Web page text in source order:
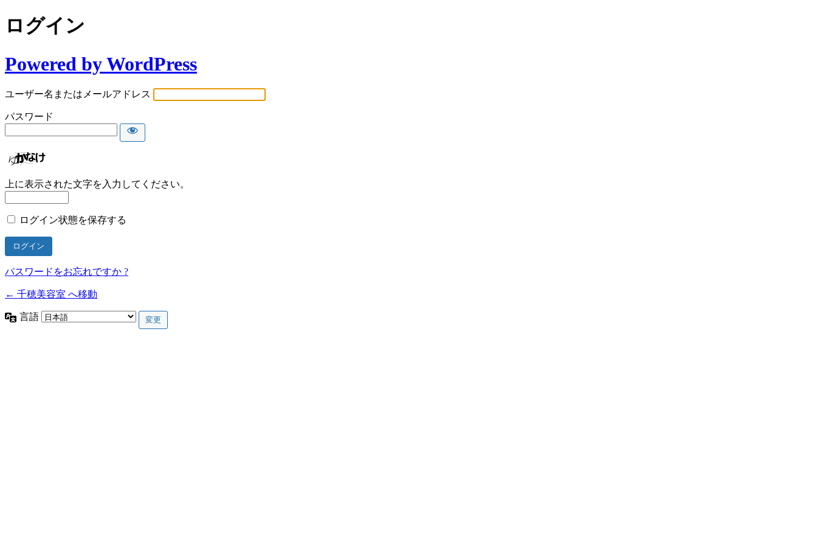
ログイン
Powered by WordPress
ユーザー名またはメールアドレス
パスワード
上に表示された文字を入力してください。
ログイン状態を保存する
パスワードをお忘れですか ?
← 千穂美容室 へ移動
言語